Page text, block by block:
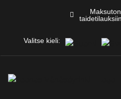
Valitse kieli: